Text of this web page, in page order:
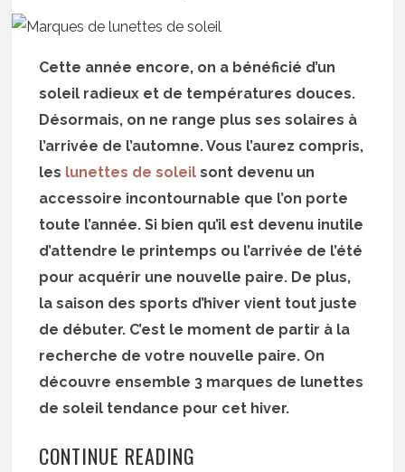
Cette année encore, on a bénéficié d’un
soleil radieux et de températures douces.
Désormais, on ne range plus ses solaires à
l’arrivée de l’automne. Vous l’aurez compris,
les lunettes de soleil sont devenu un
accessoire incontournable que l’on porte
toute l’année. Si bien qu’il est devenu inutile
d’attendre le printemps ou l’arrivée de l’été
pour acquérir une nouvelle paire. De plus,
la saison des sports d’hiver vient tout juste
de débuter. C’est le moment de partir à la
recherche de votre nouvelle paire. On
découvre ensemble 3 marques de lunettes
de soleil tendance pour cet hiver.
CONTINUE READING